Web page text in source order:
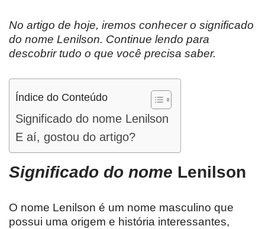
No artigo de hoje, iremos conhecer o significado
do nome Lenilson. Continue lendo para
descobrir tudo o que você precisa saber.
Índice do Conteúdo
Significado do nome Lenilson
E aí, gostou do artigo?
Significado do nome Lenilson
O nome Lenilson é um nome masculino que
possui uma origem e história interessantes,